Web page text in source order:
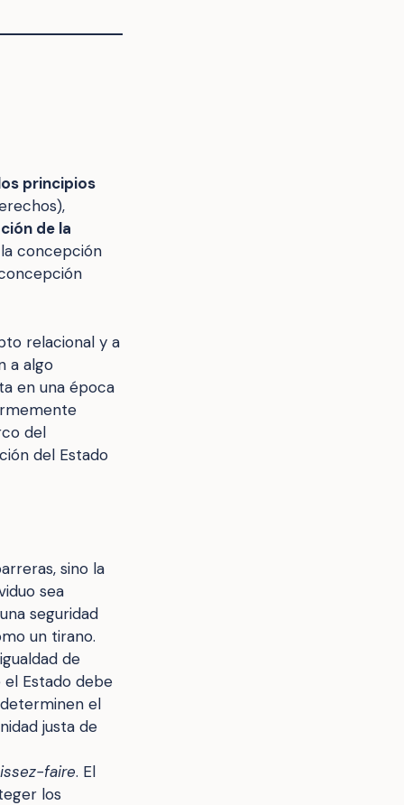
principios
de la
concepción
relacional y a
a algo
en una época
del
del Estado
sino la
sea
seguridad
un tirano.
de
el Estado debe
el
justa de
faire. El
los